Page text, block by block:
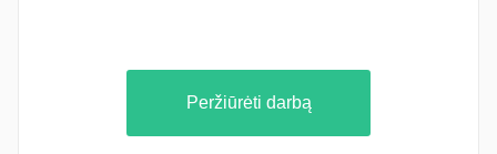
Peržiūrėti darbą